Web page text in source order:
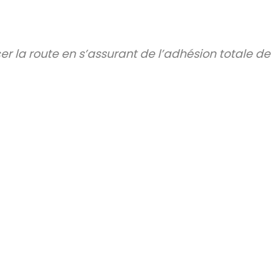
la route en s’assurant de l’adhésion totale